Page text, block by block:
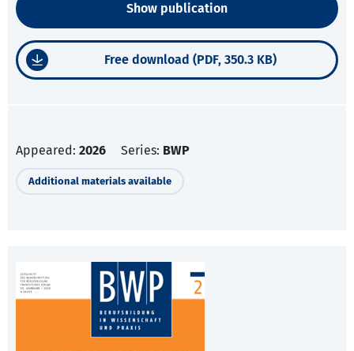
Show publication
Free download (PDF, 350.3 KB)
Appeared: 2026 Series: BWP
Additional materials available